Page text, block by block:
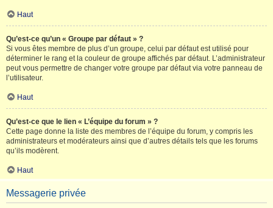
Haut
Qu’est-ce qu’un « Groupe par défaut » ?
Si vous êtes membre de plus d’un groupe, celui par défaut est utilisé pour
déterminer le rang et la couleur de groupe affichés par défaut. L’administrateur
peut vous permettre de changer votre groupe par défaut via votre panneau de
l’utilisateur.
Haut
Qu’est-ce que le lien « L’équipe du forum » ?
Cette page donne la liste des membres de l’équipe du forum, y compris les
administrateurs et modérateurs ainsi que d’autres détails tels que les forums
qu’ils modèrent.
Haut
Messagerie privée